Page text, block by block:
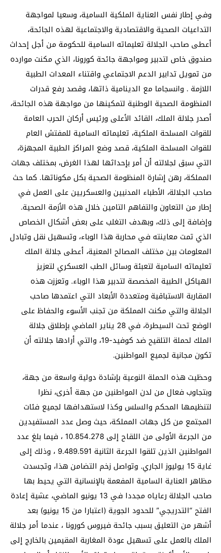
وفي إطار نفس العناية الملكية السامية، وسعيا لمواجهة
التداعيات الصحية والاقتصادية والاجتماعية لهذه الجائحة،
أعطى صاحب الجلالة تعليماته السامية للحكومة من أجل إحداث
صندوق خاص لتدبير ومواجهة جائحة كورونا، الذي مكنت موارده
من تمويل تدابير الدعم الاجتماعي واقتناء المعدات الطبية
اللازمة . وانسجاما مع الدينامية ذاتها، وقصد رفع قدرات
المنظومة الصحية الوطنية لتمكينها من مواجهة هذه الجائحة،
أصدر جلالة الملك، القائد الأعلى ورئيس أركان الحرب العامة
للقوات المسلحة الملكية، تعليماته السامية للمفتش العام
للقوات المسلحة الملكية، قصد وضع المراكز الطبية المجهزة،
التي سبق لجلالته أن أمر بإحداثها لهذا الغرض، بمختلف جهات
المملكة، رهن إشارة المنظومة الصحية بكل مكوناتها. كما حث
صاحب الجلالة، الأطباء المدنيين والعسكريين على العمل في
إطار من التعاون والتفاهم التامين خلال هذه الأزمة الصحية.
وإضافة إلى ذلك، وبهدف التغلب على بعض أشكال الخصاص
الذي تمت معاينته في محاربة هذا الوباء، وتسهيل نقل وتبادل
المعلومات بين مختلف المصالح المعنية، أعطى جلالة الملك
تعليماته السامية لتعبئة وسائل الطب العسكري لتعزيز
الهياكل الطبية المخصصة لتدبير هذا الوباء. وتعززت هذه
المقاربة الاستباقية ومتعددة الأبعاد التي اعتمدها صاحب
الجلالة والتي مكنت المملكة من تجنب الأسوء والحفاظ على
الوضع تحت السيطرة، في 28 يناير الماضي بإطلاق جلالة
الملك لحملة التلقيح ضد كوفيد-19، والتي أرادها جلالته أن
تكون مجانية لجميع المواطنين.
وحظيت هذه الحملة النوعية بإشادة دولية واسعة من جهة،
وبتجاوب فعال من لدن المواطنين من جهة أخرى، نظرا
لتنظيمها المحكم والسلس وكذا لاستهدافها لجميع فئات
المجتمع من كل جهات المملكة، حيث وصل عدد المستفيدين
من الجرعة الأولى من اللقاح إلى 10.854.278 ، فيما بلغ عدد
المواطنين الذين تلقوا الجرعة الثانية 9.489.591 ، وذلك إلى
غاية 15 يوليوز الجاري. وتواصل زخم التضامن هذا، وتجسدت
مظاهر العناية السامية المفعمة بالإنسانية التي يحيط بها
صاحب الجلالة رعاياه مجددا في 13 يونيو الماضي، عشية إعادة
الفتح “التدريجي” للحدود الجوية (اعتبارا من 15 يونيو) بعد
أشهر من التعليق بسبب جائحة فيروس كورونا ، عندما أمر جلالة
الملك بالعمل على تسهيل عودة المغاربة المقيمين بالخارج إلى